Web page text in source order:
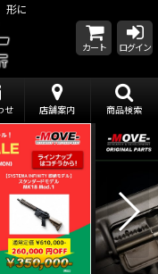
形に
カート ログイン
せ 店舗案内 商品検索